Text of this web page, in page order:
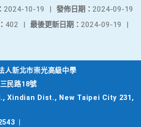
發佈日期： 2024-09-19
2024-10-19
|
最後更新日期： 2024-09-19 |
402 |
人新北市崇光高級中學
民路18號
Xindian Dist., New Taipei City 231,